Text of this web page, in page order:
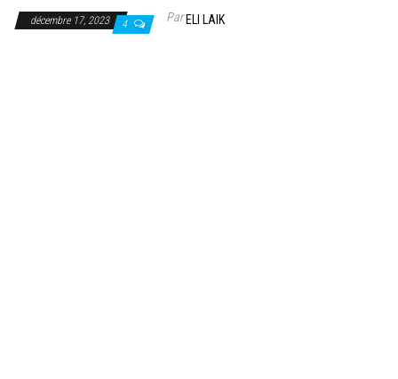
décembre 17, 2023 4 ParELI LAIK